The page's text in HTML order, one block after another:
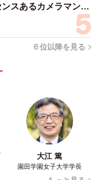
スあるカメラマン求
６位以降を見る
大江 篤
園田学園女子大学学長